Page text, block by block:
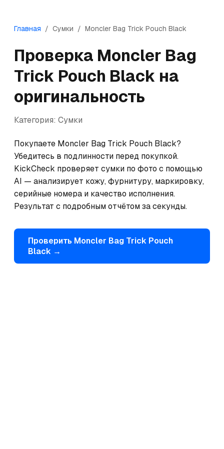
Главная / Сумки / Moncler Bag Trick Pouch Black
Проверка Moncler Bag
Trick Pouch Black на
оригинальность
Категория: Сумки
Покупаете Moncler Bag Trick Pouch Black?
Убедитесь в подлинности перед покупкой.
KickCheck проверяет сумки по фото с помощью
AI — анализирует кожу, фурнитуру, маркировку,
серийные номера и качество исполнения.
Результат с подробным отчётом за секунды.
Проверить Moncler Bag Trick Pouch
Black →